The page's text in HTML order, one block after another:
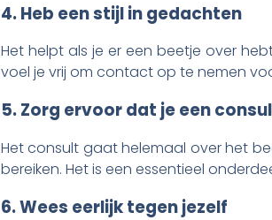
4. Heb een stijl in gedachten
Het helpt als je er een beetje over
voel je vrij om contact op te nemen
5. Zorg ervoor dat je een
Het consult gaat helemaal over het
bereiken. Het is een essentieel
6. Wees eerlijk tegen jezelf